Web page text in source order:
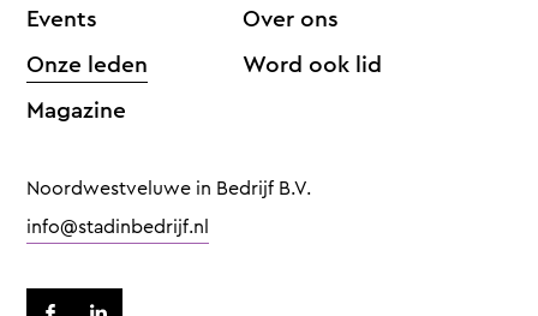
Events
Onze leden
Magazine
Over ons
Word ook lid
Noordwestveluwe in Bedrijf B.V.
info@stadinbedrijf.nl